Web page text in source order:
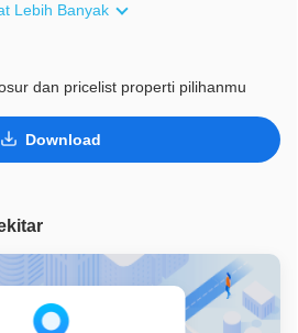
SHM
Lebih Banyak
dan pricelist properti pilihanmu
Download